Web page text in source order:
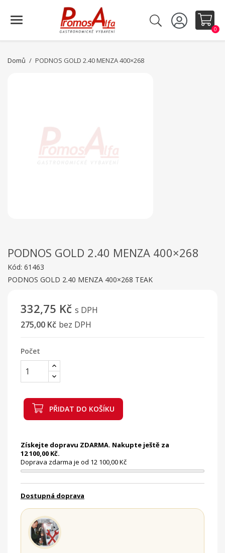
0
Domů PODNOS GOLD 2.40 MENZA 400×268
PODNOS GOLD 2.40 MENZA 400×268
Kód: 61463
PODNOS GOLD 2.40 MENZA 400×268 TEAK
332,75 Kč s DPH
275,00 Kč bez DPH
Počet
PŘIDAT DO KOŠÍKU
Získejte dopravu ZDARMA. Nakupte ještě za
12 100,00 Kč.
Doprava zdarma je od 12 100,00 Kč
Dostupná doprava